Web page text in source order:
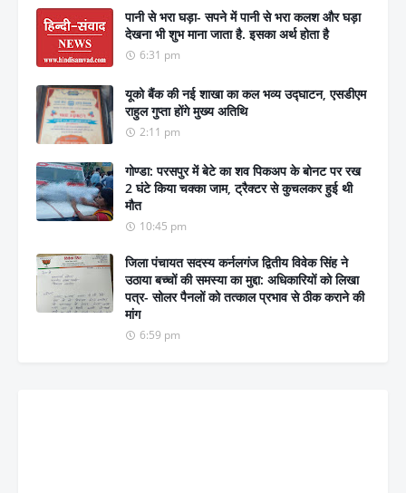
पानी से भरा घड़ा- सपने में पानी से भरा कलश और घड़ा
देखना भी शुभ माना जाता है. इसका अर्थ होता है
6:31 pm
यूको बैंक की नई शाखा का कल भव्य उद्घाटन, एसडीएम
राहुल गुप्ता होंगे मुख्य अतिथि
2:11 pm
गोण्डा: परसपुर में बेटे का शव पिकअप के बोनट पर रख
2 घंटे किया चक्का जाम, ट्रैक्टर से कुचलकर हुई थी
मौत
10:45 pm
जिला पंचायत सदस्य कर्नलगंज द्वितीय विवेक सिंह ने
उठाया बच्चों की समस्या का मुद्दा: अधिकारियों को लिखा
पत्र- सोलर पैनलों को तत्काल प्रभाव से ठीक कराने की
मांग
6:59 pm